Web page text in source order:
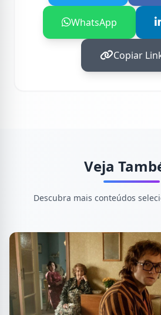
WhatsApp
Copiar
Veja
Descubra mais conteúdos